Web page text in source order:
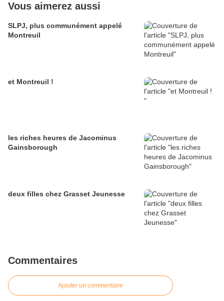
Vous aimerez aussi
SLPJ, plus communément appelé
Montreuil
et Montreuil !
les riches heures de Jacominus
Gainsborough
deux filles chez Grasset Jeunesse
Commentaires
Ajouter un commentaire